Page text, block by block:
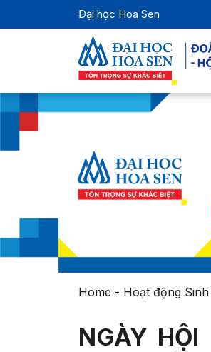
Đại học Hoa Sen
Home - Hoạt động
NGÀY